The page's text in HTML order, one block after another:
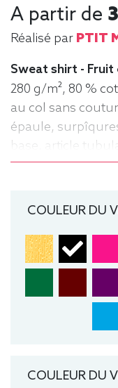
A partir de
Réalisé par PTIT
Sweat shirt -
280 g/m², 80 %
au col sans
épaule,
base, article
COULEUR DU
COULEUR DU